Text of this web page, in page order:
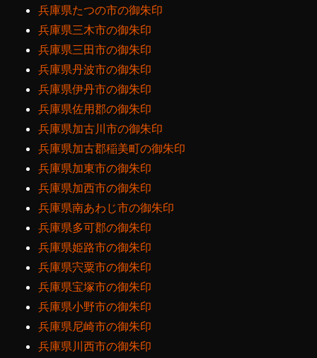
兵庫県たつの市の御朱印
兵庫県三木市の御朱印
兵庫県三田市の御朱印
兵庫県丹波市の御朱印
兵庫県伊丹市の御朱印
兵庫県佐用郡の御朱印
兵庫県加古川市の御朱印
兵庫県加古郡稲美町の御朱印
兵庫県加東市の御朱印
兵庫県加西市の御朱印
兵庫県南あわじ市の御朱印
兵庫県多可郡の御朱印
兵庫県姫路市の御朱印
兵庫県宍粟市の御朱印
兵庫県宝塚市の御朱印
兵庫県小野市の御朱印
兵庫県尼崎市の御朱印
兵庫県川西市の御朱印